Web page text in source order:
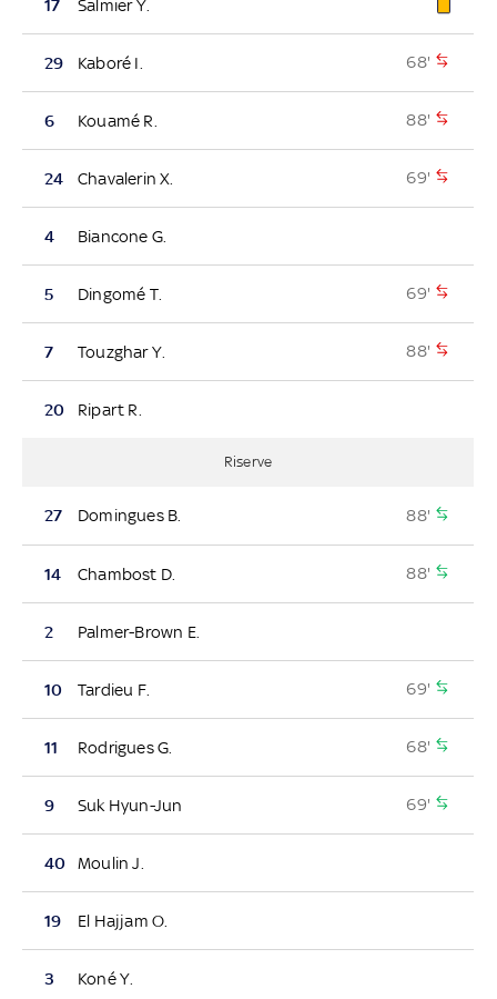
17 Salmier Y.
29 Kaboré I. 68'
6 Kouamé R. 88'
24 Chavalerin X. 69'
4 Biancone G.
5 Dingomé T. 69'
7 Touzghar Y. 88'
20 Ripart R.
Riserve
27 Domingues B. 88'
14 Chambost D. 88'
2 Palmer-Brown E.
10 Tardieu F. 69'
11 Rodrigues G. 68'
9 Suk Hyun-Jun 69'
40 Moulin J.
19 El Hajjam O.
3 Koné Y.